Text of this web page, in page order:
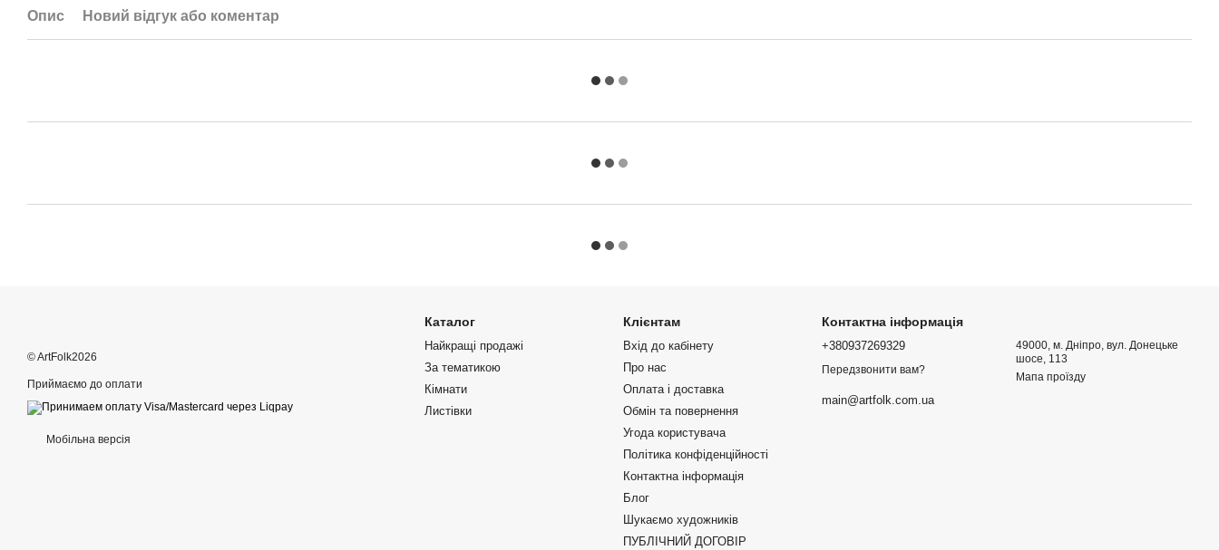
Опис Новий відгук або коментар
© ArtFolk2026
Приймаємо до оплати
Мобільна версія
Каталог
Найкращі продажі
За тематикою
Кімнати
Листівки
Клієнтам
Вхід до кабінету
Про нас
Оплата і доставка
Обмін та повернення
Угода користувача
Політика конфіденційності
Контактна інформація
Блог
Шукаємо художників
ПУБЛІЧНИЙ ДОГОВІР
Контактна інформація
+380937269329
Передзвонити вам?
main@artfolk.com.ua
49000, м. Дніпро, вул. Донецьке
шосе, 113
Мапа проїзду